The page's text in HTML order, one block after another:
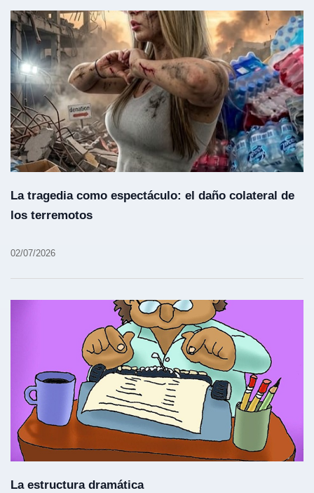
La tragedia como espectáculo: el daño colateral de
los terremotos
02/07/2026
La estructura dramática